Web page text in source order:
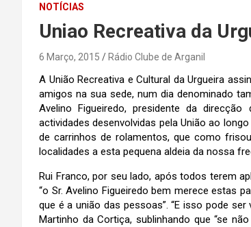
NOTÍCIAS
Uniao Recreativa da
6 Março, 2015 Rádio Clube de Arganil
A União Recreativa e Cultural da Urgueira
amigos na sua sede, num dia denominado
Avelino Figueiredo, presidente da
actividades desenvolvidas pela União ao
de carrinhos de rolamentos, que como
localidades a esta pequena aldeia da nossa
Rui Franco, por seu lado, após todos terem
“o Sr. Avelino Figueiredo bem merece estas
que é a união das pessoas”. “E isso pode
Martinho da Cortiça, sublinhando que “se